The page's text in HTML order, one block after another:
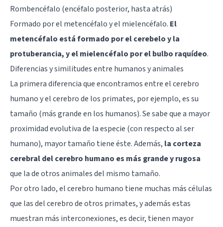
Rombencéfalo (encéfalo posterior, hasta atrás)
Formado por el metencéfalo y el mielencéfalo. El
metencéfalo está formado por el cerebelo y la
protuberancia, y el mielencéfalo por el bulbo raquídeo.
Diferencias y similitudes entre humanos y animales
La primera diferencia que encontramos entre el cerebro
humano y el cerebro de los primates, por ejemplo, es su
tamaño (más grande en los humanos). Se sabe que a mayor
proximidad evolutiva de la especie (con respecto al ser
humano), mayor tamaño tiene éste. Además, la corteza
cerebral del cerebro humano es más grande y rugosa
que la de otros animales del mismo tamaño.
Por otro lado, el cerebro humano tiene muchas más células
que las del cerebro de otros primates, y además estas
muestran más interconexiones, es decir, tienen mayor